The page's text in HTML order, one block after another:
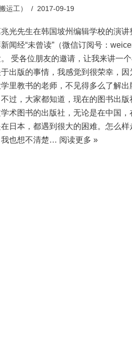
运工） 2017-09-19
光先生在韩国坡州编辑学校的演讲
闻经“未曾读”（微信订阅号：
受各位朋友的邀请，让我来讲一
出版的事情，我感觉到很荣幸，因
里教书的老师，不见得多么了解出
过，大家都知道，现在的图书出版
术图书的出版社，无论是在中国，
日本，都遇到很大的困难。怎么样
也想不清楚… 阅读更多 »